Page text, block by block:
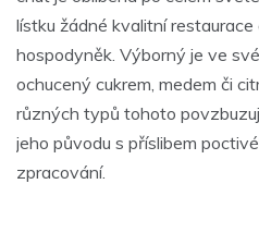
lístku žádné kvalitní
hospodyněk. Výborný je ve
ochucený cukrem, medem či
různých typů tohoto
jeho původu s příslibem
zpracování.